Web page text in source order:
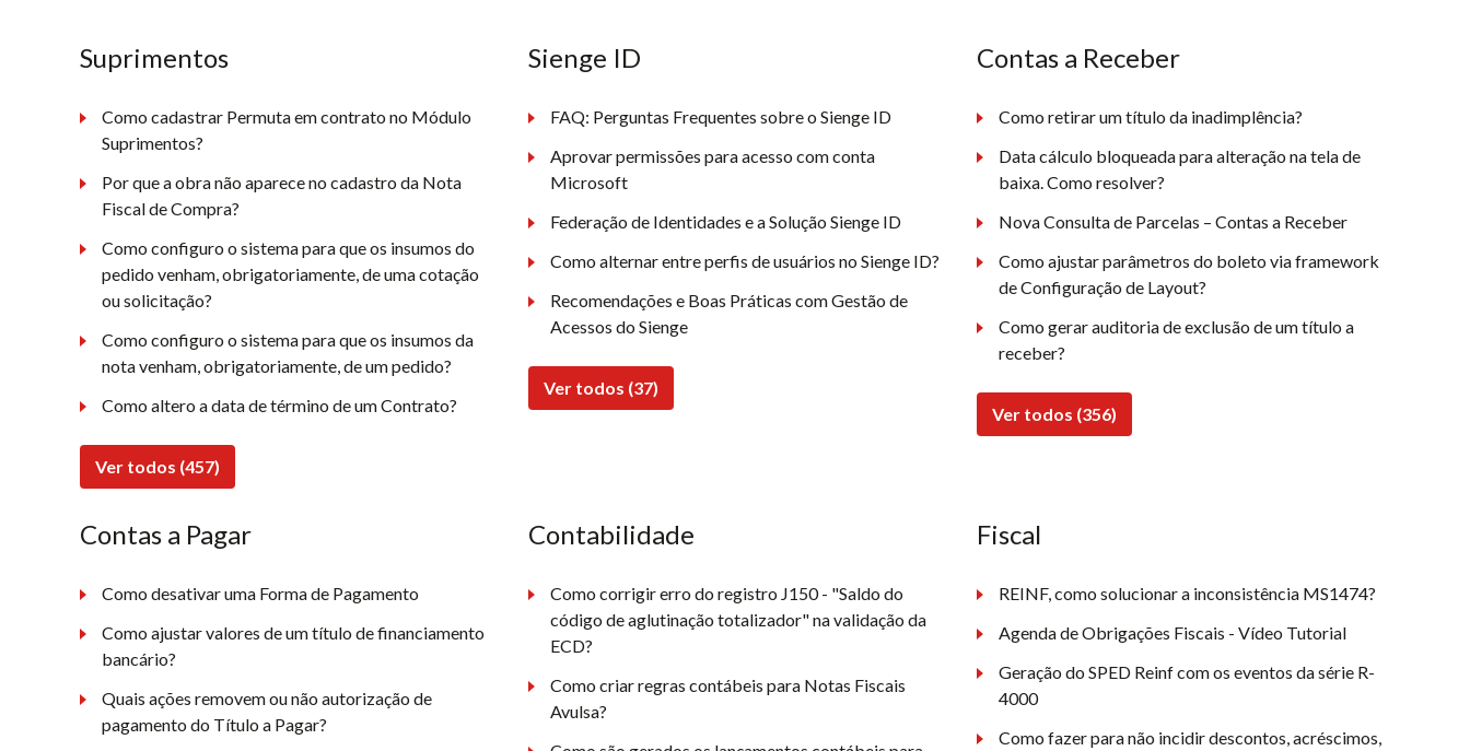
Suprimentos
Como cadastrar Permuta em contrato no Módulo
Suprimentos?
Por que a obra não aparece no cadastro da Nota
Fiscal de Compra?
Como configuro o sistema para que os insumos do
pedido venham, obrigatoriamente, de uma cotação
ou solicitação?
Como configuro o sistema para que os insumos da
nota venham, obrigatoriamente, de um pedido?
Como altero a data de término de um Contrato?
Ver todos (457)
Sienge ID
FAQ: Perguntas Frequentes sobre o Sienge ID
Aprovar permissões para acesso com conta
Microsoft
Federação de Identidades e a Solução Sienge ID
Como alternar entre perfis de usuários no Sienge ID?
Recomendações e Boas Práticas com Gestão de
Acessos do Sienge
Ver todos (37)
Contas a Receber
Como retirar um título da inadimplência?
Data cálculo bloqueada para alteração na tela de
baixa. Como resolver?
Nova Consulta de Parcelas – Contas a Receber
Como ajustar parâmetros do boleto via framework
de Configuração de Layout?
Como gerar auditoria de exclusão de um título a
receber?
Ver todos (356)
Contas a Pagar
Como desativar uma Forma de Pagamento
Como ajustar valores de um título de financiamento
bancário?
Quais ações removem ou não autorização de
pagamento do Título a Pagar?
Contabilidade
Como corrigir erro do registro J150 - "Saldo do
código de aglutinação totalizador" na validação da
ECD?
Como criar regras contábeis para Notas Fiscais
Avulsa?
Fiscal
REINF, como solucionar a inconsistência MS1474?
Agenda de Obrigações Fiscais - Vídeo Tutorial
Geração do SPED Reinf com os eventos da série R-
4000
Como fazer para não incidir descontos, acréscimos,